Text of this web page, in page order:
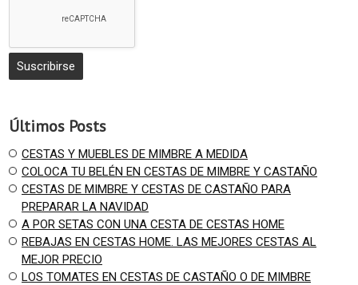
Últimos Posts
CESTAS Y MUEBLES DE MIMBRE A MEDIDA
COLOCA TU BELÉN EN CESTAS DE MIMBRE Y CASTAÑO
CESTAS DE MIMBRE Y CESTAS DE CASTAÑO PARA
PREPARAR LA NAVIDAD
A POR SETAS CON UNA CESTA DE CESTAS HOME
REBAJAS EN CESTAS HOME. LAS MEJORES CESTAS AL
MEJOR PRECIO
LOS TOMATES EN CESTAS DE CASTAÑO O DE MIMBRE